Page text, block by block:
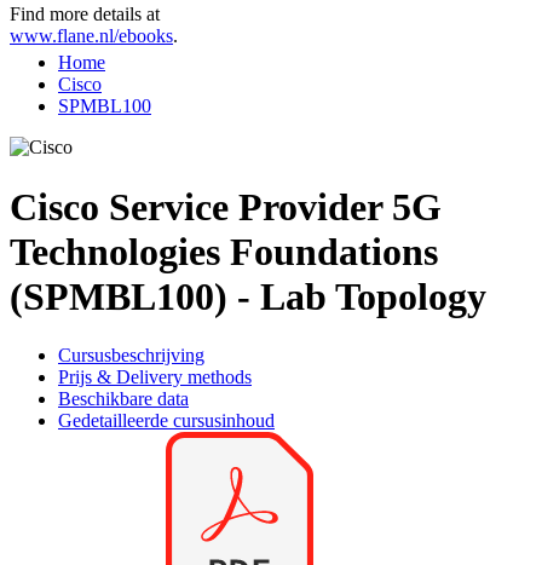
Find more details at
www.flane.nl/ebooks.
Home
Cisco
SPMBL100
Cisco Service Provider 5G
Technologies Foundations
(SPMBL100) - Lab Topology
Cursusbeschrijving
Prijs & Delivery methods
Beschikbare data
Gedetailleerde cursusinhoud